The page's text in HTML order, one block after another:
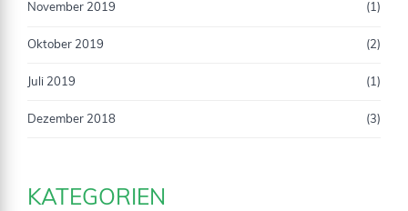
November 2019 (1)
Oktober 2019 (2)
Juli 2019 (1)
Dezember 2018 (3)
KATEGORIEN